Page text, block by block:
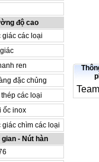
độ cao
giác các loại
ren
đặc chủng
các loại
ốc inox
giác chìm các loại
gian - Nút hàn